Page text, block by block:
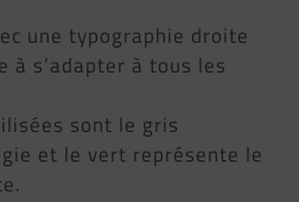
une typographie droite
à s’adapter à tous les
sont le gris
et le vert représente le